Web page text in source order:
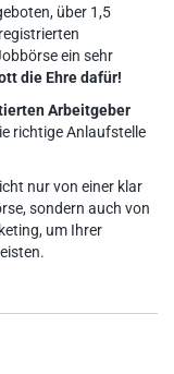
über 1,5
ein sehr
die Ehre dafür!
Arbeitgeber
richtige Anlaufstelle
nur von einer klar
sondern auch von
um Ihrer